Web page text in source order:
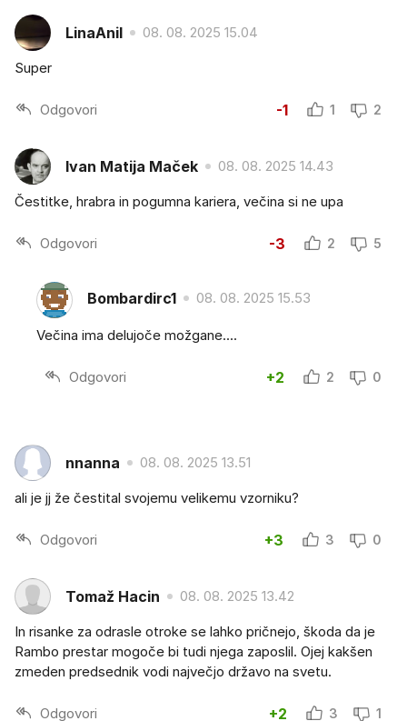
LinaAnil 08. 08. 2025 15.04
Super
Odgovori -1 1 2
Ivan Matija Maček 08. 08. 2025 14.43
Čestitke, hrabra in pogumna kariera, večina si ne upa
Odgovori -3 2 5
Bombardirc1 08. 08. 2025 15.53
Večina ima delujoče možgane....
Odgovori +2 2 0
nnanna 08. 08. 2025 13.51
ali je jj že čestital svojemu velikemu vzorniku?
Odgovori +3 3 0
Tomaž Hacin 08. 08. 2025 13.42
In risanke za odrasle otroke se lahko pričnejo, škoda da je
Rambo prestar mogoče bi tudi njega zaposlil. Ojej kakšen
zmeden predsednik vodi največjo državo na svetu.
Odgovori +2 3 1